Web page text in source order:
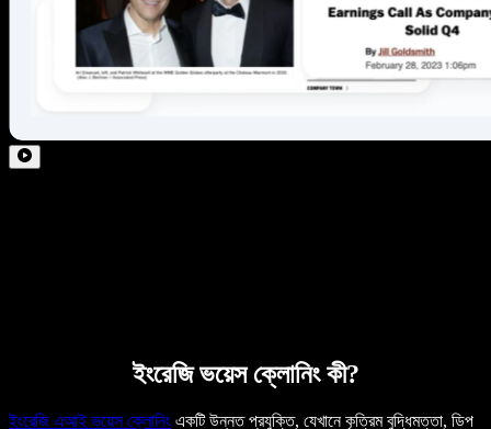
ইংরেজি ভয়েস ক্লোনিং কী?
ইংরেজি এআই ভয়েস ক্লোনিং একটি উন্নত প্রযুক্তি, যেখানে কৃত্রিম বুদ্ধিমত্তা, ডিপ